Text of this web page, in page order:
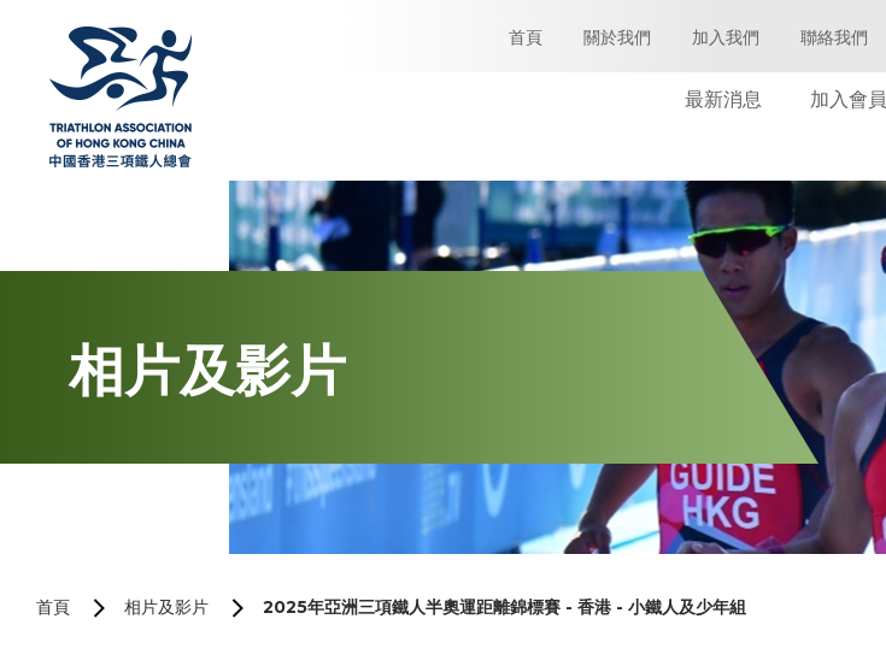
首頁 關於我們
會章
亞洲三項鐵人
財務報告(康文署體育資助計劃)
防止性騷擾政策及指引
保護兒童政策及指引
加入我們 聯絡我們
最新消息 加入會員
個人會員
屬會註冊
相片及影片
首頁 相片及影片 2025年亞洲三項鐵人半奧運距離錦標賽 - 香港 - 小鐵人及少年組